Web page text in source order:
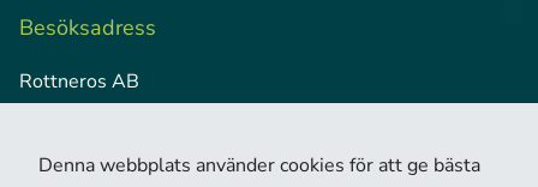
Besöksadress
Rottneros AB
Vallviks Bruk
Denna webbplats använder cookies för att ge bästa